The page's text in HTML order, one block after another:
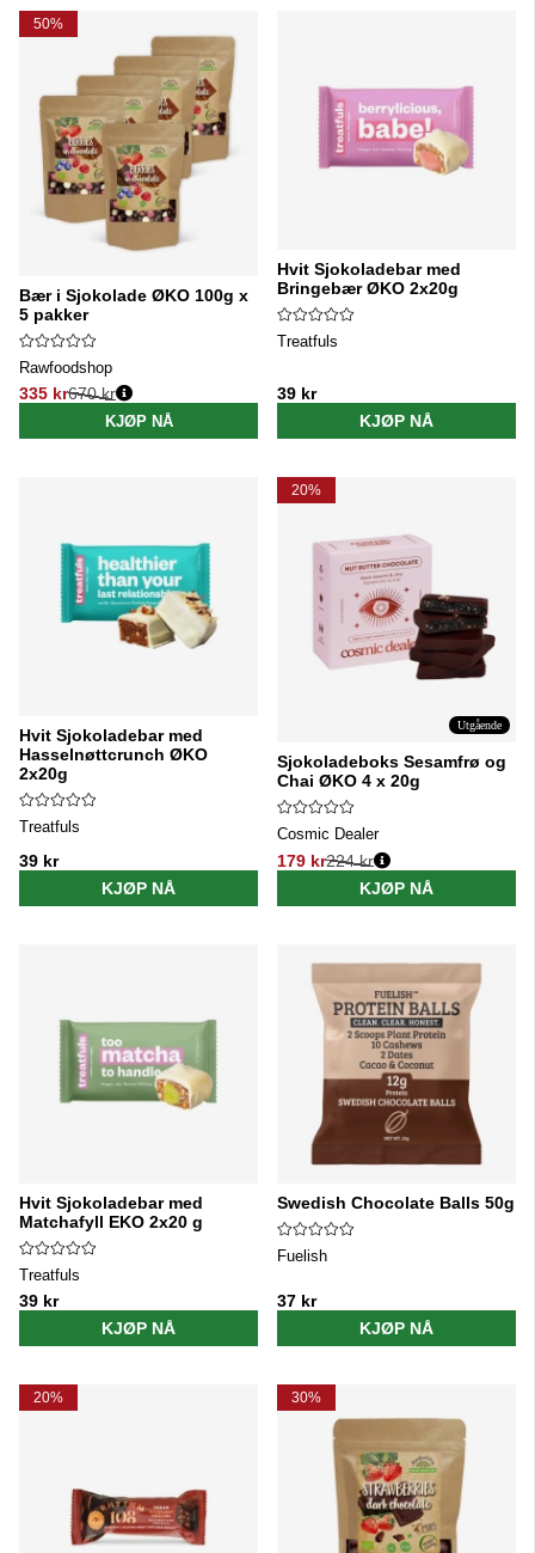
50%
Bær i Sjokolade ØKO 100g x
5 pakker
Rawfoodshop
335 kr
Vanlig pris:
670 kr
KJØP NÅ
Hvit Sjokoladebar med
Bringebær ØKO 2x20g
Treatfuls
39 kr
KJØP NÅ
Hvit Sjokoladebar med
Hasselnøttcrunch ØKO
2x20g
Treatfuls
39 kr
KJØP NÅ
20%
Utgående
Sjokoladeboks Sesamfrø og
Chai ØKO 4 x 20g
Cosmic Dealer
179 kr
Vanlig pris:
224 kr
KJØP NÅ
Hvit Sjokoladebar med
Matchafyll EKO 2x20 g
Treatfuls
39 kr
KJØP NÅ
Swedish Chocolate Balls 50g
Fuelish
37 kr
KJØP NÅ
20% 30%